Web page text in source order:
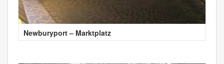
Newburyport – Marktplatz